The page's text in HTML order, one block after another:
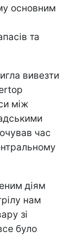
основним
та
вивезти
між
час
діям
нам
зі
було